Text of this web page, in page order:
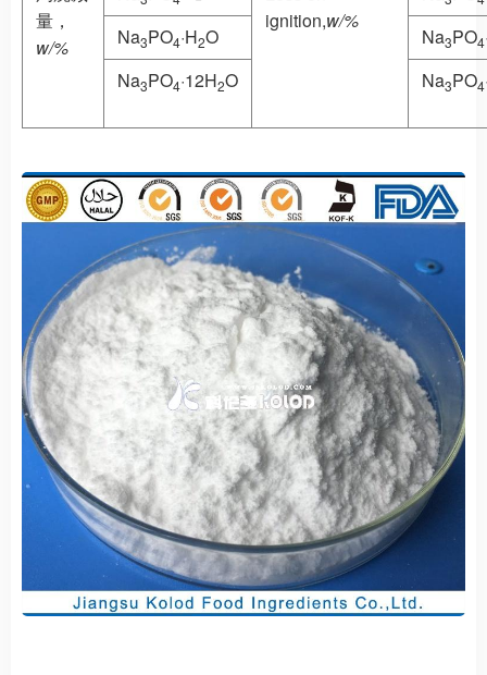
量，
w/%
ignition,w/%
Na3PO4·H2O Na3PO4
Na3PO4·12H2O Na3PO4